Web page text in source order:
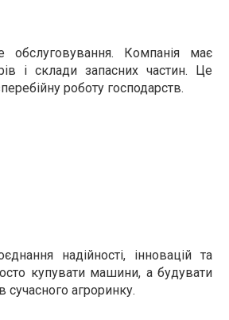
обслуговування. Компанія має
і склади запасних частин. Це
роботу господарств.
надійності, інновацій та
купувати машини, а будувати
агроринку.